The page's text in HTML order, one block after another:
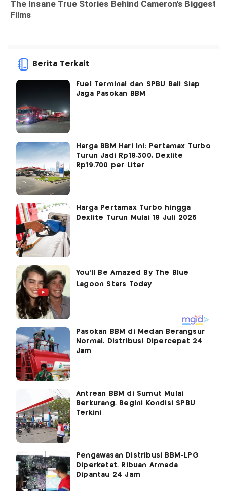
Berita Terkait
Fuel Terminal dan SPBU Bali Siap
Jaga Pasokan BBM
Harga BBM Hari Ini: Pertamax Turbo
Turun Jadi Rp19.300, Dexlite
Rp19.700 per Liter
Harga Pertamax Turbo hingga
Dexlite Turun Mulai 19 Juli 2026
Pasokan BBM di Medan Berangsur
Normal, Distribusi Dipercepat 24
Jam
Antrean BBM di Sumut Mulai
Berkurang, Begini Kondisi SPBU
Terkini
Pengawasan Distribusi BBM-LPG
Diperketat, Ribuan Armada
Dipantau 24 Jam